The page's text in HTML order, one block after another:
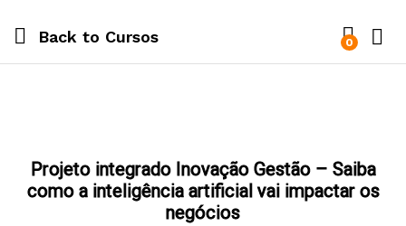
Back to Cursos 0
Projeto integrado Inovação Gestão – Saiba
como a inteligência artificial vai impactar os
negócios